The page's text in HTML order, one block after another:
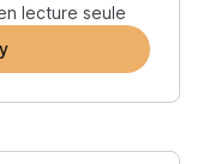
lecture seule